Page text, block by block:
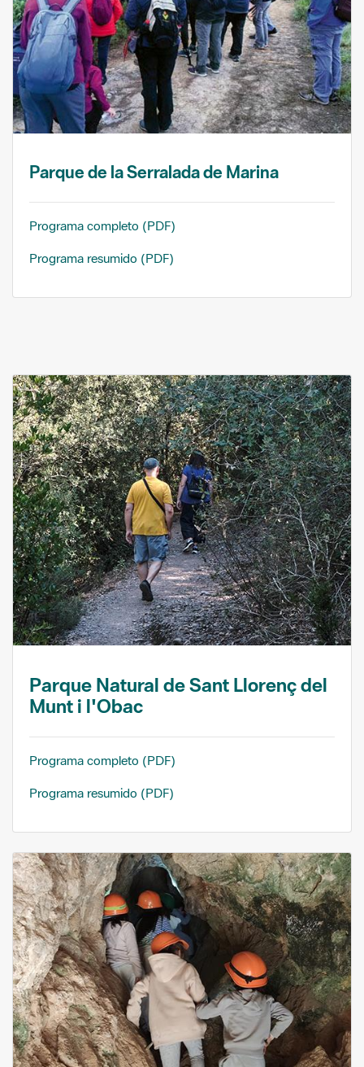
Parque de la Serralada de Marina
Programa completo (PDF)
Programa resumido (PDF)
Parque Natural de Sant Llorenç del
Munt i l'Obac
Programa completo (PDF)
Programa resumido (PDF)